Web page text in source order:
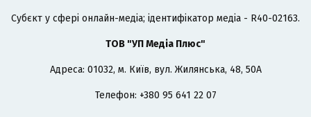
Cубєкт у сфері онлайн-медіа; ідентифікатор медіа - R40-02163.
ТОВ "УП Медіа Плюс"
Адреса: 01032, м. Київ, вул. Жилянська, 48, 50А
Телефон: +380 95 641 22 07